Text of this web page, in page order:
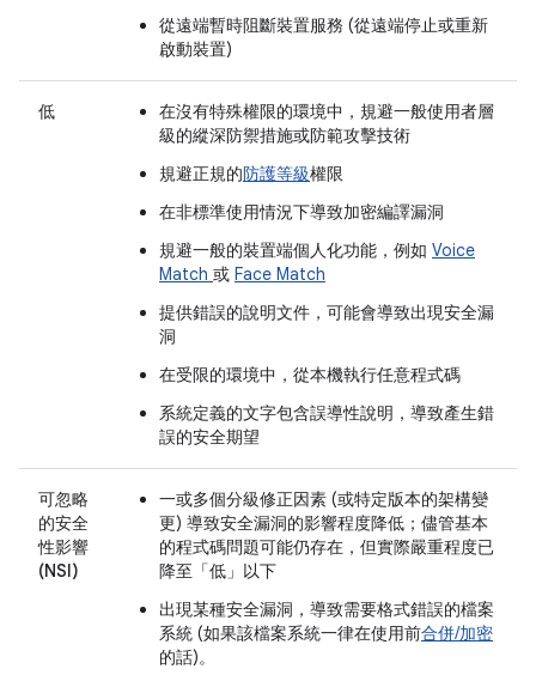
從遠端暫時阻斷裝置服務 (從遠端停止或重新
啟動裝置)
低
在沒有特殊權限的環境中，規避一般使用者層
級的縱深防禦措施或防範攻擊技術
規避正規的防護等級權限
在非標準使用情況下導致加密編譯漏洞
規避一般的裝置端個人化功能，例如 Voice
Match 或 Face Match
提供錯誤的說明文件，可能會導致出現安全漏
洞
在受限的環境中，從本機執行任意程式碼
系統定義的文字包含誤導性說明，導致產生錯
誤的安全期望
可忽略
的安全
性影響
(NSI)
一或多個分級修正因素 (或特定版本的架構變
更) 導致安全漏洞的影響程度降低；儘管基本
的程式碼問題可能仍存在，但實際嚴重程度已
降至「低」以下
出現某種安全漏洞，導致需要格式錯誤的檔案
系統 (如果該檔案系統一律在使用前合併/加密
的話)。